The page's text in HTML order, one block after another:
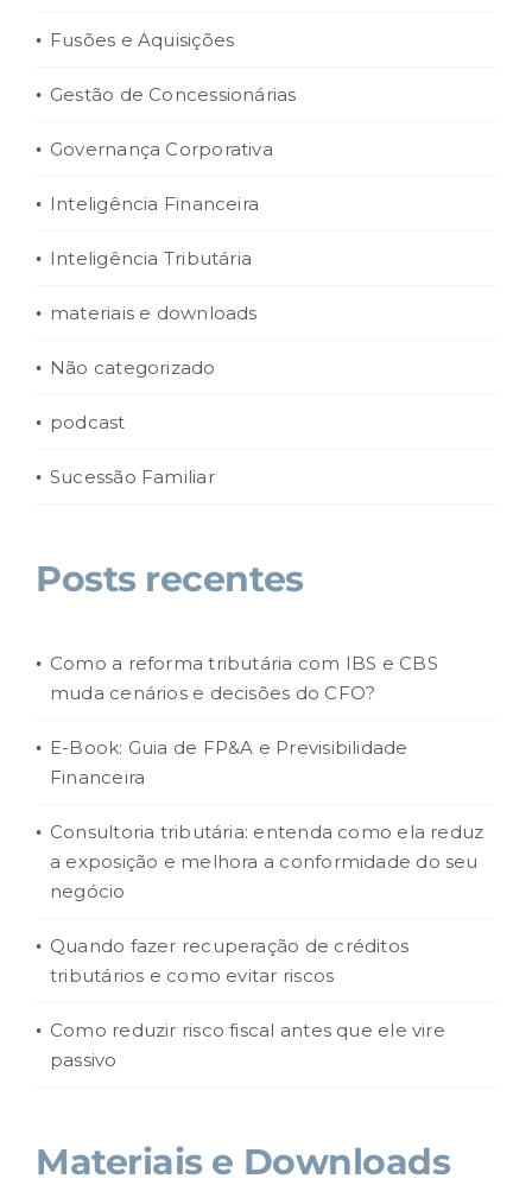
Fusões e Aquisições
Gestão de Concessionárias
Governança Corporativa
Inteligência Financeira
Inteligência Tributária
materiais e downloads
Não categorizado
podcast
Sucessão Familiar
Posts recentes
Como a reforma tributária com IBS e CBS
muda cenários e decisões do CFO?
E-Book: Guia de FP&A e Previsibilidade
Financeira
Consultoria tributária: entenda como ela reduz
a exposição e melhora a conformidade do seu
negócio
Quando fazer recuperação de créditos
tributários e como evitar riscos
Como reduzir risco fiscal antes que ele vire
passivo
Materiais e Downloads